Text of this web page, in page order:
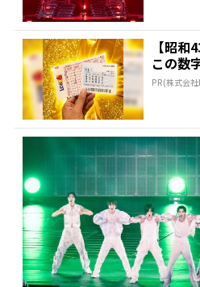
【昭
この数
字が「
PR(株式会社